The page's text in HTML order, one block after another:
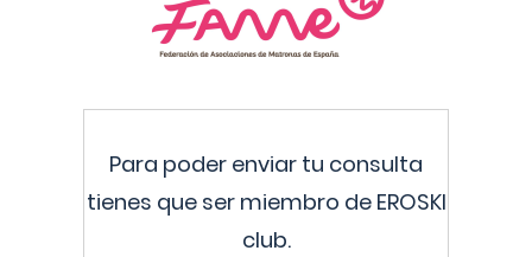
Para poder enviar tu consulta
tienes que ser miembro de EROSKI
club.